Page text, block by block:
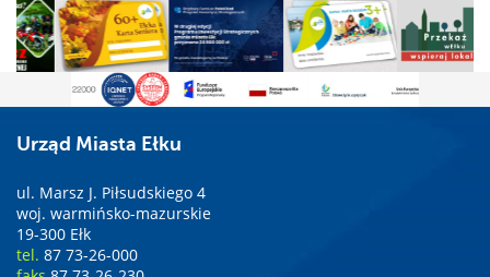
Urząd Miasta Ełku
ul. Marsz J. Piłsudskiego 4
woj. warmińsko-mazurskie
19-300 Ełk
tel. 87 73-26-000